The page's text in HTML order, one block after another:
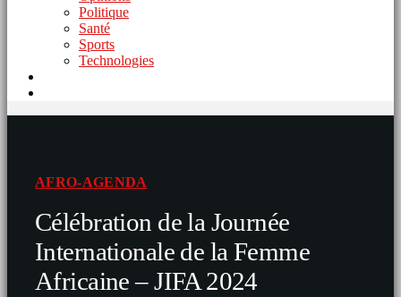
Politique
Santé
Sports
Technologies
AFRO-AGENDA
Célébration de la Journée
Internationale de la Femme
Africaine – JIFA 2024